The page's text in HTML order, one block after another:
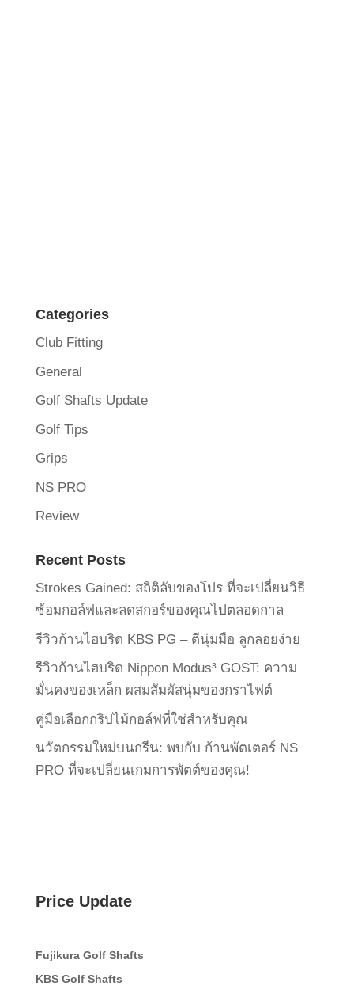
Categories
Club Fitting
General
Golf Shafts Update
Golf Tips
Grips
NS PRO
Review
Recent Posts
Strokes Gained: สถิติลับของโปร ที่จะเปลี่ยนวิธี
ซ้อมกอล์ฟและลดสกอร์ของคุณไปตลอดกาล
รีวิวก้านไฮบริด KBS PG – ตีนุ่มมือ ลูกลอยง่าย
รีวิวก้านไฮบริด Nippon Modus³ GOST: ความ
มั่นคงของเหล็ก ผสมสัมผัสนุ่มของกราไฟต์
คู่มือเลือกกริปไม้กอล์ฟที่ใช่สำหรับคุณ
นวัตกรรมใหม่บนกรีน: พบกับ ก้านพัตเตอร์ NS
PRO ที่จะเปลี่ยนเกมการพัตต์ของคุณ!
Price Update
Fujikura Golf Shafts
KBS Golf Shafts